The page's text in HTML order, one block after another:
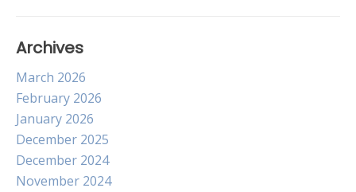
Archives
March 2026
February 2026
January 2026
December 2025
December 2024
November 2024